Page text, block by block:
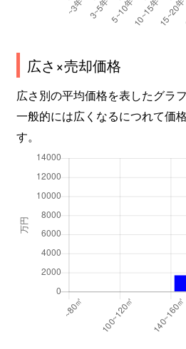
広さ×売却価格
広さ別の平均価格を表したグラフ
一般的には広くなるにつれて価
す。